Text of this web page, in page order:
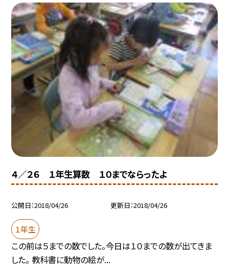
４／２６ １年生算数 １０までならったよ
公開日 2018/04/26 更新日 2018/04/26
１年生
この前は５までの数でした。今日は１０までの数が出てきま
した。 教科書に動物の絵が...